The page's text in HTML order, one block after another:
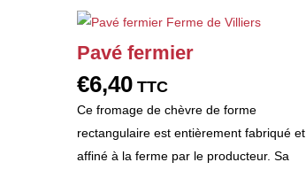
Pavé fermier
€6,40 TTC
Ce fromage de chèvre de forme
rectangulaire est entièrement fabriqué et
affiné à la ferme par le producteur. Sa